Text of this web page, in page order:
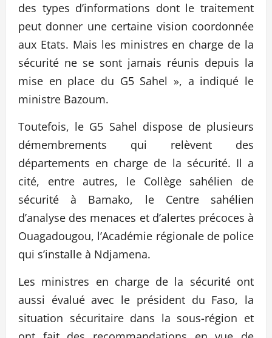
des types d’informations dont le traitement
peut donner une certaine vision coordonnée
aux Etats. Mais les ministres en charge de la
sécurité ne se sont jamais réunis depuis la
mise en place du G5 Sahel », a indiqué le
ministre Bazoum.
Toutefois, le G5 Sahel dispose de plusieurs
démembrements qui relèvent des
départements en charge de la sécurité. Il a
cité, entre autres, le Collège sahélien de
sécurité à Bamako, le Centre sahélien
d’analyse des menaces et d’alertes précoces à
Ouagadougou, l’Académie régionale de police
qui s’installe à Ndjamena.
Les ministres en charge de la sécurité ont
aussi évalué avec le président du Faso, la
situation sécuritaire dans la sous-région et